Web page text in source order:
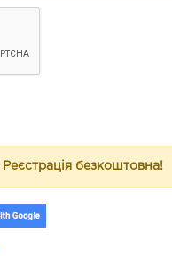
Реєстрація безкоштовна!